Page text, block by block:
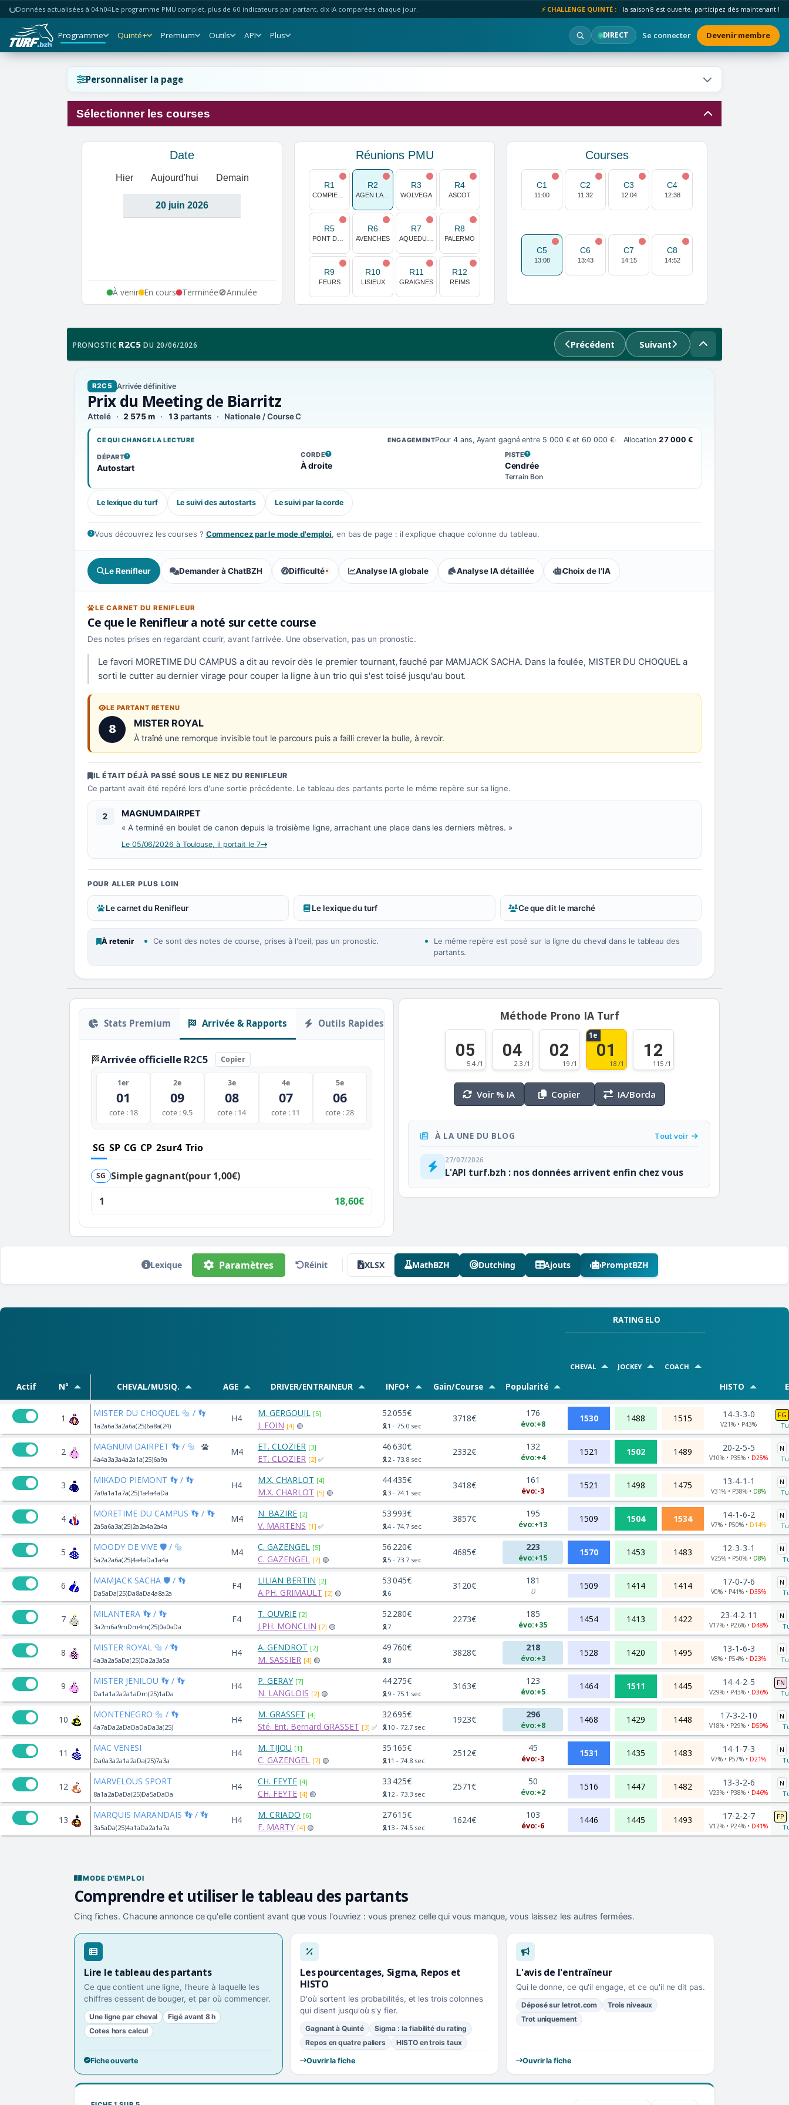
Données actualisées à 04h04Le programme PMU complet, plus de 60 indicateurs par partant, dix IA comparées chaque jour. ⚡ CHALLENGE QUINTÉ : la saison 8 est ouverte, participez dès maintenant !
Programme Quinté+ Premium Outils API Plus DIRECT Se connecter Devenir membre
Personnaliser la page
Sélectionner les courses
Date
Hier Aujourd'hui Demain
À venir En cours Terminée🚫Annulée
Réunions PMU
R1 R2
AGEN LA GARENNE
R3
WOLVEGA
R4
ASCOT
R5 R6
AVENCHES
R7 R8
PALERMO
R9
FEURS
R10
LISIEUX
R11
GRAIGNES
R12
REIMS
Courses
C1
11:00
C2
11:32
C3
12:04
C4
12:38
C5
13:08
C6
13:43
C7
14:15
C8
14:52
PRONOSTIC R2C5 DU 20/06/2026 Précédent Suivant
R2C5 Arrivée définitive
Prix du Meeting de Biarritz
Attelé 2 575 m 13partants Nationale / Course C
CE QUI CHANGE LA LECTURE ENGAGEMENTPour 4 ans, Ayant gagné entre 5 000 € et 60 000 € Allocation 27 000 €
DÉPART
, VOIR LA DÉFINITION
Autostart
CORDE
, VOIR LA DÉFINITION
À droite
PISTE
, VOIR LA DÉFINITION
Cendrée
Terrain Bon
Le lexique du turf Le suivi des autostarts Le suivi par la corde
Vous découvrez les courses ? Commencez par le mode d'emploi, en bas de page : il explique chaque colonne du tableau.
Le Renifleur Demander à ChatBZH Difficulté
, tendance des parieurs : Équilibrée
Analyse IA globale Analyse IA détaillée Choix de l'IA
LE CARNET DU RENIFLEUR
Ce que le Renifleur a noté sur cette course
Des notes prises en regardant courir, avant l'arrivée. Une observation, pas un pronostic.
Le favori MORETIME DU CAMPUS a dit au revoir dès le premier tournant, fauché par MAMJACK SACHA. Dans la foulée, MISTER DU CHOQUEL a
sorti le cutter au dernier virage pour couper la ligne à un trio qui s'est toisé jusqu'au bout.
LE PARTANT RETENU
8 Numéro 8 :
MISTER ROYAL
À traîné une remorque invisible tout le parcours puis a failli crever la bulle, à revoir.
IL ÉTAIT DÉJÀ PASSÉ SOUS LE NEZ DU RENIFLEUR
Ce partant avait été repéré lors d'une sortie précédente. Le tableau des partants porte le même repère sur sa ligne.
2 Numéro 2 :
MAGNUM DAIRPET
« A terminé en boulet de canon depuis la troisième ligne, arrachant une place dans les derniers mètres. »
Le 05/06/2026 à Toulouse, il portait le 7
POUR ALLER PLUS LOIN
Le carnet du Renifleur Le lexique du turf Ce que dit le marché
À retenir Ce sont des notes de course, prises à l'oeil, pas un pronostic.
Le même repère est posé sur la ligne du cheval dans le tableau des
partants.
Stats Premium Arrivée & Rapports Outils Rapides
🏁Arrivée officielle R2C5 Copier
1er
01
cote : 18
2e
09
cote : 9.5
3e
08
cote : 14
4e
07
cote : 11
5e
06
cote : 28
SG SP CG CP 2sur4 Trio
SG Simple gagnant(pour 1,00€)
1
18,60€
Méthode Prono IA Turf
05
5.4 /1
04
2.3 /1
02
19 /1
1e
01
18 /1
12
115 /1
Voir % IA Copier IA/Borda
À LA UNE DU BLOG Tout voir
27/07/2026
L'API turf.bzh : nos données arrivent enfin chez vous
Lexique Paramètres Réinit XLSX MathBZH Dutching Ajouts PromptBZH
Actif N° CHEVAL/MUSIQ. AGE DRIVER/ENTRAINEUR INFO+ Gain/Course Popularité
RATING ELO
CHEVAL JOCKEY COACH
HISTO
1 MISTER DU CHOQUEL 🔩 / 👣
1a2a6a3a2a6a(25)6a8a(24)
H4 M. GERGOUIL [5]
J. FOIN [4] 🟡
52 055€
🎗️1 - 75.0 sec
3718€ 176
évo:+8
1530 1488 1515 14-3-3-0
V21% • P43%
FG
2 MAGNUM DAIRPET 👣 / 🔩
4a4a3a3a4a2a1a(25)6a9a
M4 ET. CLOZIER [3]
ET. CLOZIER [2] ✅
46 630€
🎗️2 - 73.8 sec
2332€ 132
évo:+4
1521 1502 1489 20-2-5-5
V10% • P35% • D25%
N
3 MIKADO PIEMONT 👣 / 👣
7a0a1a1a7a(25)1a4a4aDa
H4 M.X. CHARLOT [4]
M.X. CHARLOT [5] 🟡
44 435€
🎗️3 - 74.1 sec
3418€ 161
évo:-3
1521 1498 1475 13-4-1-1
V31% • P38% • D8%
N
4 MORETIME DU CAMPUS 👣 / 👣
2a5a6a3a(25)2a2a4a2a4a
M4 N. BAZIRE [2]
V. MARTENS [1] ✅
53 993€
🎗️4 - 74.7 sec
3857€ 195
évo:+13
1509 1504 1534 14-1-6-2
V7% • P50% • D14%
N
5 MOODY DE VIVE 🛡️ / 🔩
5a2a2a6a(25)4a4aDa1a4a
M4 C. GAZENGEL [5]
C. GAZENGEL [7] 🟡
56 220€
🎗️5 - 73.7 sec
4685€ 223
évo:+15
1570 1453 1483 12-3-3-1
V25% • P50% • D8%
N
6 MAMJACK SACHA 🛡️ / 👣
Da5aDa(25)Da8aDa4a8a2a
F4 LILIAN BERTIN [2]
A.PH. GRIMAULT [2] 🟡
53 045€
🎗️6
3120€ 181
0
1509 1414 1414 17-0-7-6
V0% • P41% • D35%
N
7 MILANTERA 👣 / 👣
3a2m6a9mDm4m(25)0a0aDa
F4 T. OUVRIE [2]
J.PH. MONCLIN [2] 🟡
52 280€
🎗️7
2273€ 185
évo:+35
1454 1413 1422 23-4-2-11
V17% • P26% • D48%
N
8 MISTER ROYAL 🔩 / 👣
4a3a2a5aDa(25)Da2a3a5a
H4 A. GENDROT [2]
M. SASSIER [4] 🟡
49 760€
🎗️8
3828€ 218
évo:+3
1528 1420 1495 13-1-6-3
V8% • P54% • D23%
N
9 MISTER JENILOU 👣 / 👣
Da1a1a2a2a1aDm(25)1aDa
H4 P. GERAY [7]
N. LANGLOIS [2] 🟡
44 275€
🎗️9 - 75.1 sec
3163€ 123
évo:+5
1464 1511 1445 14-4-2-5
V29% • P43% • D36%
FN
10 MONTENEGRO 🔩 / 👣
4a7aDa2aDaDaDaDa3a(25)
H4 M. GRASSET [4]
Sté. Ent. Bernard GRASSET [3] ✅
32 695€
🎗️10 - 72.7 sec
1923€ 296
évo:+8
1468 1429 1448 17-3-2-10
V18% • P29% • D59%
N
11 MAC VENESI
Da0a3a2a1a2aDa(25)7a3a
H4 M. TIJOU [1]
C. GAZENGEL [7] 🟡
35 165€
🎗️11 - 74.8 sec
2512€ 45
évo:-3
1531 1435 1483 14-1-7-3
V7% • P57% • D21%
N
12 MARVELOUS SPORT
8a1a2aDaDa(25)Da5aDaDa
H4 CH. FEYTE [4]
CH. FEYTE [4] 🟡
33 425€
🎗️12 - 73.3 sec
2571€ 50
évo:+2
1516 1447 1482 13-3-2-6
V23% • P38% • D46%
N
13 MARQUIS MARANDAIS 👣 / 👣
3a5aDa(25)4a1aDa2a1a7a
H4 M. CRIADO [6]
F. MARTY [4] 🟡
27 615€
🎗️13 - 74.5 sec
1624€ 103
évo:-6
1446 1445 1493 17-2-2-7
V12% • P24% • D41%
FP
MODE D'EMPLOI
Comprendre et utiliser le tableau des partants
Cinq fiches. Chacune annonce ce qu'elle contient avant que vous l'ouvriez : vous prenez celle qui vous manque, vous laissez les autres fermées.
Lire le tableau des partants
Ce que contient une ligne, l'heure à laquelle les
chiffres cessent de bouger, et par où commencer.
Une ligne par cheval
Figé avant 8 h
Cotes hors calcul
Fiche ouverte
Les pourcentages, Sigma, Repos et
HISTO
D'où sortent les probabilités, et les trois colonnes
qui disent jusqu'où s'y fier.
Gagnant à Quinté
Sigma : la fiabilité du rating
Repos en quatre paliers
HISTO en trois taux
Ouvrir la fiche
L'avis de l'entraîneur
Qui le donne, ce qu'il engage, et ce qu'il ne dit pas.
Déposé sur letrot.com
Trois niveaux
Trot uniquement
Ouvrir la fiche
Réinitialiser l'affichage ?
Annuler